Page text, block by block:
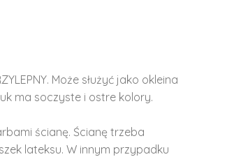
Może służyć jako okleina
ma soczyste i ostre kolory.
ścianę. Ścianę trzeba
lateksu. W innym przypadku